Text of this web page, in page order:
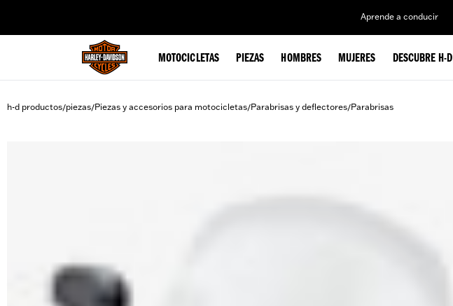
Aprende a conducir
MOTOCICLETAS PIEZAS HOMBRES MUJERES DESCUBRE H-D
h-d productos/piezas/Piezas y accesorios para motocicletas/Parabrisas y deflectores/Parabrisas